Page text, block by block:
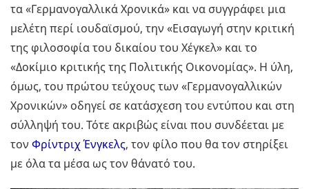
τα «Γερμανογαλλικά Χρονικά» και να συγγράφει μια
μελέτη περί ιουδαϊσμού, την «Εισαγωγή στην κριτική
της φιλοσοφία του δικαίου του Χέγκελ» και το
«Δοκίμιο κριτικής της Πολιτικής Οικονομίας». Η ύλη,
όμως, του πρώτου τεύχους των «Γερμανογαλλικών
Χρονικών» οδηγεί σε κατάσχεση του εντύπου και στη
σύλληψή του. Τότε ακριβώς είναι που συνδέεται με
τον Φρίντριχ Ένγκελς, τον φίλο που θα τον στηρίξει
με όλα τα μέσα ως τον θάνατό του.